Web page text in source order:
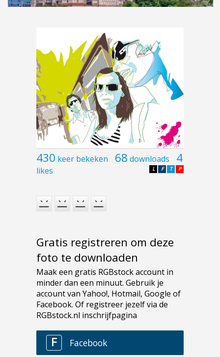
430 keer bekeken 68 downloads 4
likes P
T
F
L
Gratis registreren om deze
foto te downloaden